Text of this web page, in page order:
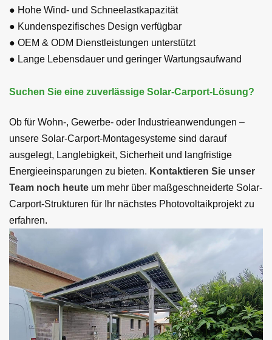
● Hohe Wind- und Schneelastkapazität
● Kundenspezifisches Design verfügbar
● OEM & ODM Dienstleistungen unterstützt
● Lange Lebensdauer und geringer Wartungsaufwand
Suchen Sie eine zuverlässige Solar-Carport-Lösung?
Ob für Wohn-, Gewerbe- oder Industrieanwendungen –
unsere Solar-Carport-Montagesysteme sind darauf
ausgelegt, Langlebigkeit, Sicherheit und langfristige
Energieeinsparungen zu bieten. Kontaktieren Sie unser
Team noch heute um mehr über maßgeschneiderte Solar-
Carport-Strukturen für Ihr nächstes Photovoltaikprojekt zu
erfahren.